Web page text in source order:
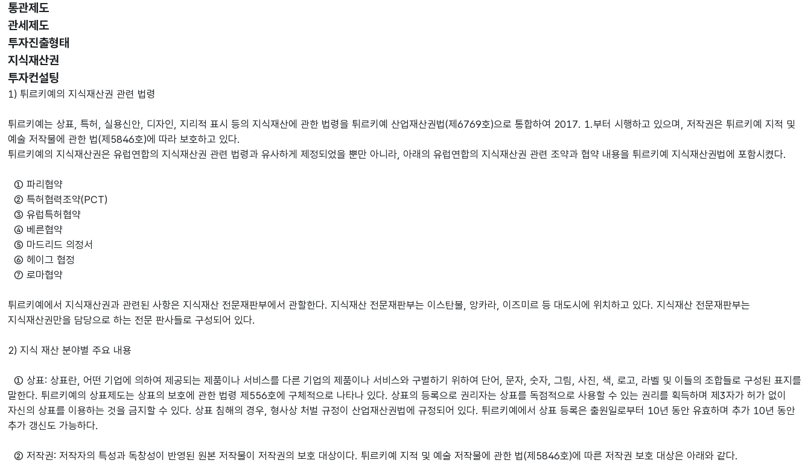
통관제도
관세제도
투자진출형태
선택됨
지식재산권
투자컨설팅
지식재산권
1) 튀르키예의 지식재산권 관련 법령
튀르키예는 상표, 특허, 실용신안, 디자인, 지리적 표시 등의 지식재산에 관한 법령을 튀르키예 산업재산권법(제6769호)으로 통합하여 2017. 1.부터 시행하고 있으며, 저작권은 튀르키예 지적 및
예술 저작물에 관한 법(제5846호)에 따라 보호하고 있다.
튀르키예의 지식재산권은 유럽연합의 지식재산권 관련 법령과 유사하게 제정되었을 뿐만 아니라, 아래의 유럽연합의 지식재산권 관련 조약과 협약 내용을 튀르키예 지식재산권법에 포함시켰다.
① 파리협약
② 특허협력조약(PCT)
③ 유럽특허협약
④ 베른협약
⑤ 마드리드 의정서
⑥ 헤이그 협정
⑦ 로마협약
튀르키예에서 지식재산권과 관련된 사항은 지식재산 전문재판부에서 관할한다. 지식재산 전문재판부는 이스탄불, 앙카라, 이즈미르 등 대도시에 위치하고 있다. 지식재산 전문재판부는
지식재산권만을 담당으로 하는 전문 판사들로 구성되어 있다.
2) 지식 재산 분야별 주요 내용
① 상표: 상표란, 어떤 기업에 의하여 제공되는 제품이나 서비스를 다른 기업의 제품이나 서비스와 구별하기 위하여 단어, 문자, 숫자, 그림, 사진, 색, 로고, 라벨 및 이들의 조합들로 구성된 표지를
말한다. 튀르키예의 상표제도는 상표의 보호에 관한 법령 제556호에 구체적으로 나타나 있다. 상표의 등록으로 권리자는 상표를 독점적으로 사용할 수 있는 권리를 획득하며 제3자가 허가 없이
자신의 상표를 이용하는 것을 금지할 수 있다. 상표 침해의 경우, 형사상 처벌 규정이 산업재산권법에 규정되어 있다. 튀르키예에서 상표 등록은 출원일로부터 10년 동안 유효하며 추가 10년 동안
추가 갱신도 가능하다.
② 저작권: 저작자의 특성과 독창성이 반영된 원본 저작물이 저작권의 보호 대상이다. 튀르키예 지적 및 예술 저작물에 관한 법(제5846호)에 따른 저작권 보호 대상은 아래와 같다.